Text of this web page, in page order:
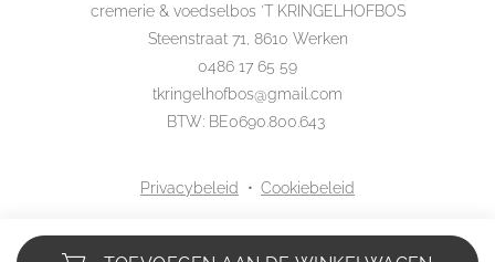
cremerie & voedselbos 'T KRINGELHOFBOS
Steenstraat 71, 8610 Werken
0486 17 65 59
tkringelhofbos@gmail.com
BTW: BE0690.800.643
Privacybeleid Cookiebeleid